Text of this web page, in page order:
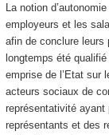
La notion
employeurs et les
afin de conclure leurs
longtemps été
emprise de l’Etat sur
acteurs sociaux de
représentativité ayant
représentants et des